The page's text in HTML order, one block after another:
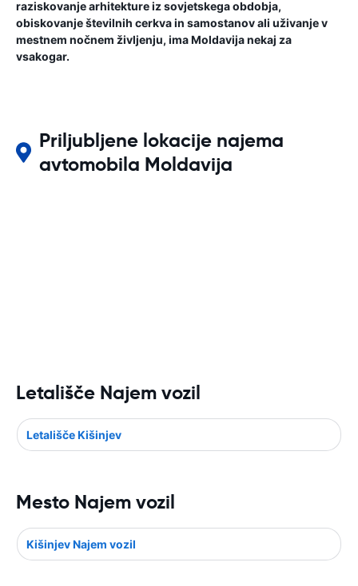
raziskovanje arhitekture iz sovjetskega obdobja,
obiskovanje številnih cerkva in samostanov ali uživanje v
mestnem nočnem življenju, ima Moldavija nekaj za
vsakogar.
Priljubljene lokacije najema
avtomobila Moldavija
Letališče Najem vozil
Letališče Kišinjev
Mesto Najem vozil
Kišinjev Najem vozil